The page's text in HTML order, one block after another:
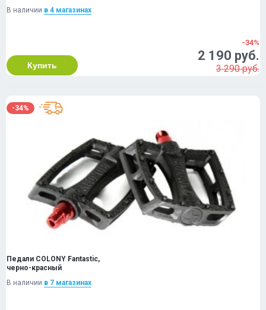
В наличии в 4 магазинах
Купить
-34%
2 190 руб.
3 290 руб.
-34%
Педали COLONY Fantastic,
черно-красный
В наличии в 7 магазинах